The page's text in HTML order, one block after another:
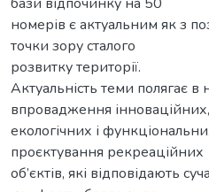
номерів є актуальним як з
точки зору сталого
розвитку території.
Актуальність теми полягає в
впровадження інноваційних,
екологічних і
проєктування рекреаційних
об’єктів, які відповідають